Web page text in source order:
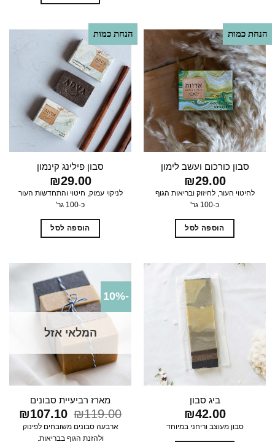
הנחת כמות
סבון כורכום ועשב לימון
₪29.00
לחיטוי העור, לחיזוק ובריאות הגוף
כ-100 גר'
הוספה לסל
הנחת כמות
סבון פילינג קינמון
₪29.00
לניקוי עמוק, חיטוי והתחדשות העור
כ-100 גר'
הוספה לסל
ביג סבון
₪42.00
סבון מעוצב וריחני במיוחד
-10%
המלאי אזל
מארז רביעיית סבונים
₪119.00
המחיר
המקורי
היה:
₪107.10
ארבעה סבונים משובחים לפינוק
ולהזנת הגוף בבריאות.